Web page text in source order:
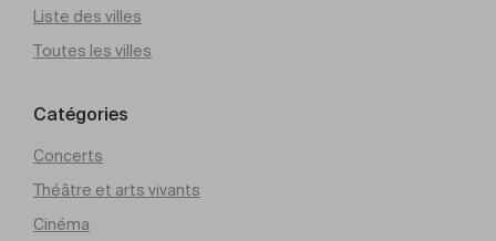
Liste des villes
Toutes les villes
Catégories
Concerts
Théâtre et arts vivants
Cinéma